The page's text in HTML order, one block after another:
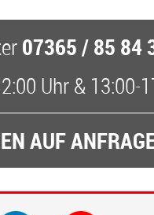
07365 / 85 84
Uhr & 13:00-
AUF